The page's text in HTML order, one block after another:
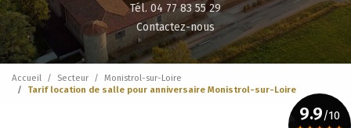
9.9/10
Tél. 04 77 83 55 29
Contactez-nous
Accueil Secteur
Monistrol-sur-Loire
Tarif location de salle pour anniversaire Monistrol-sur-Loire